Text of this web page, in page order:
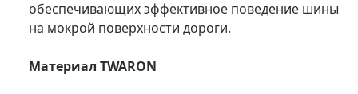
обеспечивающих эффективное поведение шины
на мокрой поверхности дороги.
Материал TWARON